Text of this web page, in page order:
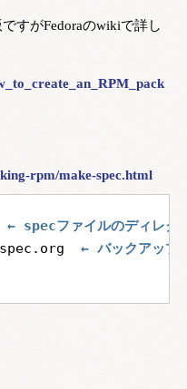
すがFedoraのwikiで詳し
rpm/make-spec.html
← specファイルのディレク
← バックアップ